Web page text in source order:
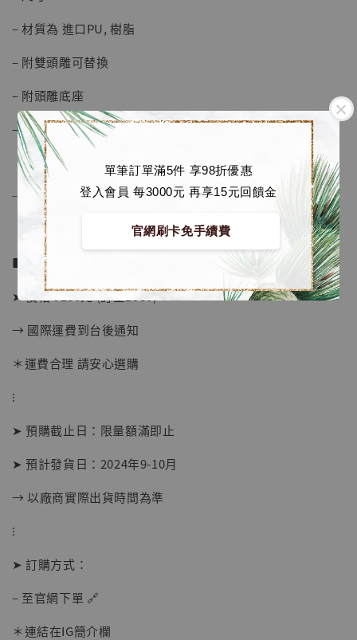
單筆訂單滿5件 享98折優惠
登入會員 每3000元 再享15元回饋金
官網刷卡免手續費
【店內現貨】海賊王 系列蒐藏雕像 布魯克達
摩 [7STARS Studio]
– 材質為 進口PU, 樹脂
– 附雙頭雕可替換
– 附頭雕底座
– 震震果實特效件為白透色
──────────────
■ 販售資訊：
➤ 價格 9280元 (訂金2580)
→ 國際運費到台後通知
＊運費合理 請安心選購
⁝
➤ 預購截止日：限量額滿即止
➤ 預計發貨日：2024年9-10月
→ 以廠商實際出貨時間為準
⁝
➤ 訂購方式：
– 至官網下單 🔗
＊連結在IG簡介欄